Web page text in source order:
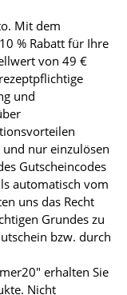
Mit dem
% Rabatt für Ihre
von 49 €
und
nur einzulösen
Gutscheincodes
automatisch vom
uns das Recht
Grundes zu
bzw. durch
erhalten Sie
Nicht